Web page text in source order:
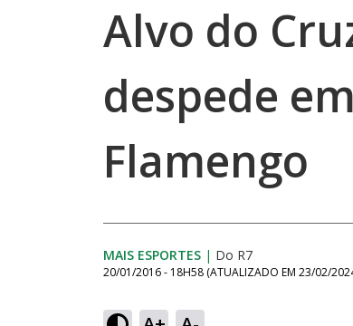
Alvo do
despede
Flamengo
MAIS ESPORTES | Do R7
20/01/2016 - 18H58 (ATUALIZADO EM 23/02/